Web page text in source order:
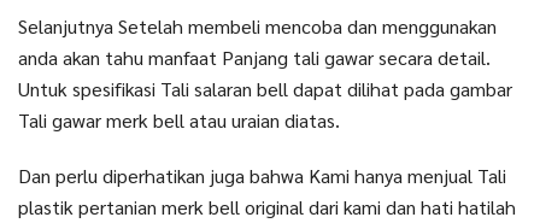
Selanjutnya Setelah membeli mencoba dan menggunakan
anda akan tahu manfaat Panjang tali gawar secara detail.
Untuk spesifikasi Tali salaran bell dapat dilihat pada gambar
Tali gawar merk bell atau uraian diatas.
Dan perlu diperhatikan juga bahwa Kami hanya menjual Tali
plastik pertanian merk bell original dari kami dan hati hatilah